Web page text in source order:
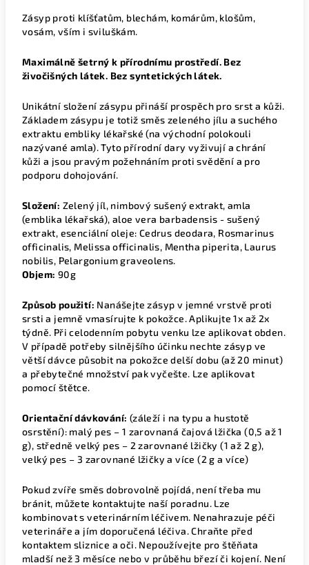
Zásyp proti klíšťatům, blechám, komárům, klošům,
vosám, vším i sviluškám.
Maximálně šetrný k přírodnímu prostředí. Bez
živočišných látek. Bez syntetických látek.
Unikátní složení zásypu přináší prospěch pro srst a kůži.
Základem zásypu je totiž směs zeleného jílu a suchého
extraktu embliky lékařské (na východní polokouli
nazývané amla). Tyto přírodní dary vyživují a chrání
kůži a jsou pravým požehnáním proti svědění a pro
podporu dohojování.
Složení: Zelený jíl, nimbový sušený extrakt, amla
(emblika lékařská), aloe vera barbadensis - sušený
extrakt, esenciální oleje: Cedrus deodara, Rosmarinus
officinalis, Melissa officinalis, Mentha piperita, Laurus
nobilis, Pelargonium graveolens.
Objem: 90g
Způsob použití: Nanášejte zásyp v jemné vrstvě proti
srsti a jemně vmasírujte k pokožce. Aplikujte 1x až 2x
týdně. Při celodenním pobytu venku lze aplikovat obden.
V případě potřeby silnějšího účinku nechte zásyp ve
větší dávce působit na pokožce delší dobu (až 20 minut)
a přebytečné množství pak vyčešte. Lze aplikovat
pomocí štětce.
Orientační dávkování: (záleží i na typu a hustotě
osrstění): malý pes – 1 zarovnaná čajová lžička (0,5 až 1
g), středně velký pes – 2 zarovnané lžičky (1 až 2 g),
velký pes – 3 zarovnané lžičky a více (2 g a více)
Pokud zvíře směs dobrovolně pojídá, není třeba mu
bránit, můžete kontaktujte naší poradnu. Lze
kombinovat s veterinárním léčivem. Nenahrazuje péči
veterináře a jím doporučená léčiva. Chraňte před
kontaktem sliznice a oči. Nepoužívejte pro štěňata
mladší než 3 měsíce nebo v průběhu březí či kojení. Není